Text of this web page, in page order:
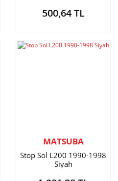
500,64 TL
MATSUBA
Stop Sol L200 1990-1998
Siyah